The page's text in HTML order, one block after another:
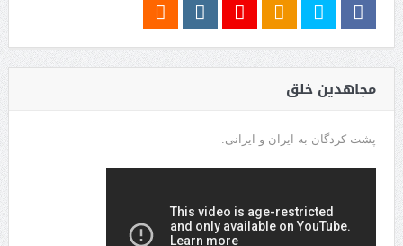
مجاهدین خلق
پشت کردگان به ایران و ایرانی.